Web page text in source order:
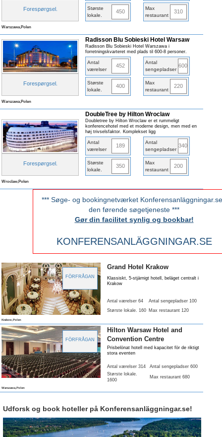
Forespørgsel.
Største
lokale
450
Max
restaurant
310
Warszawa,Polen
Forespørgsel.
Radisson Blu Sobieski Hotel Warsaw
Radisson Blu Sobieski Hotel Warszawa i
forretningskvarteret med plads til 600-8 personer.
Antal
værelser
452
Antal
sengepladser
600
Største
lokale
400
Max
restaurant
220
Warszawa,Polen
Forespørgsel.
DoubleTree by Hilton Wroclaw
Doubletree by Hilton Wroclaw er et rummeligt
konferencehotel med et moderne design, men med en
høj trivselsfaktor. Komplekset ligg
Antal
værelser
189
Antal
sengepladser
340
Største
lokale
350
Max
restaurant
200
Wroclaw,Polen
*** Søge- og bookingnetværket
den førende søgetjeneste ***
Gør din facilitet synlig og bookbar!
KONFERENSANLÄGGNINGAR.SE
FÖRFRÅGAN
Grand Hotel Krakow
Klassiskt, 5-stjärnigt hotell, beläget centralt i
Krakow
Antal værelser 64
Antal sengepladser 100
Største lokale. 160 Max restaurant 120
Krakow,Polen
FÖRFRÅGAN
Hilton Warsaw Hotel and
Convention Centre
Prisbelönat hotell med kapacitet för de riktigt
stora eventen
Antal værelser 314
Antal sengepladser 600
Største lokale.
1600
Max restaurant 680
Warszawa,Polen
Udforsk og book hoteller på Konferensanläggningar.se!